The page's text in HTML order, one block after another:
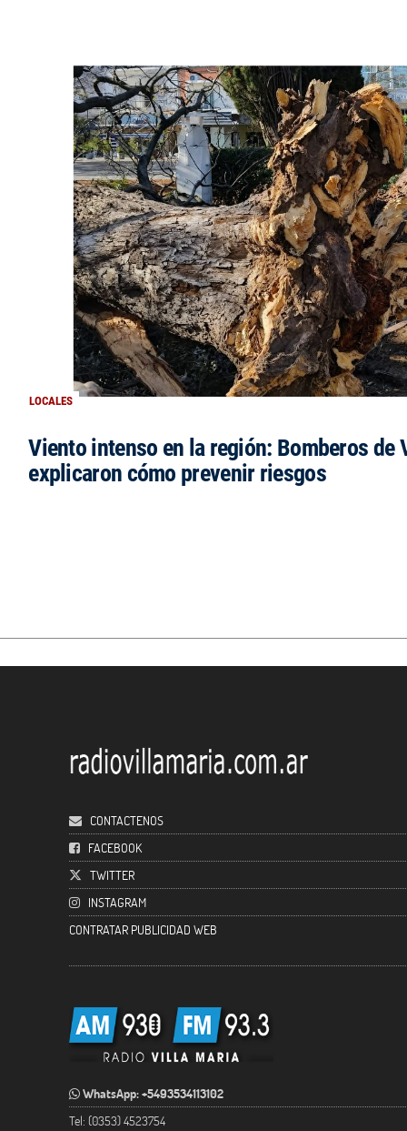
LOCALES
Viento intenso en la región: Bomberos de
explicaron cómo prevenir riesgos
CONTACTENOS
FACEBOOK
TWITTER
INSTAGRAM
CONTRATAR PUBLICIDAD WEB
WhatsApp: +5493534113102
Tel: (0353) 4523754